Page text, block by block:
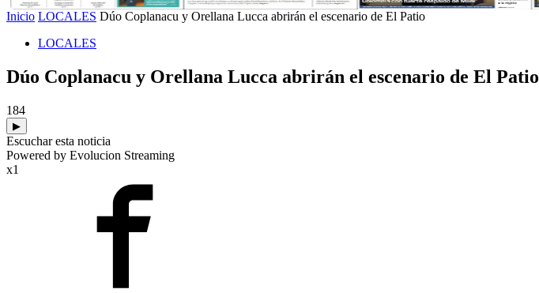
Inicio LOCALES Dúo Coplanacu y Orellana Lucca abrirán el escenario de El Patio
LOCALES
Dúo Coplanacu y Orellana Lucca abrirán el escenario de El Patio
184
▶
Escuchar esta noticia
Powered by Evolucion Streaming
x1